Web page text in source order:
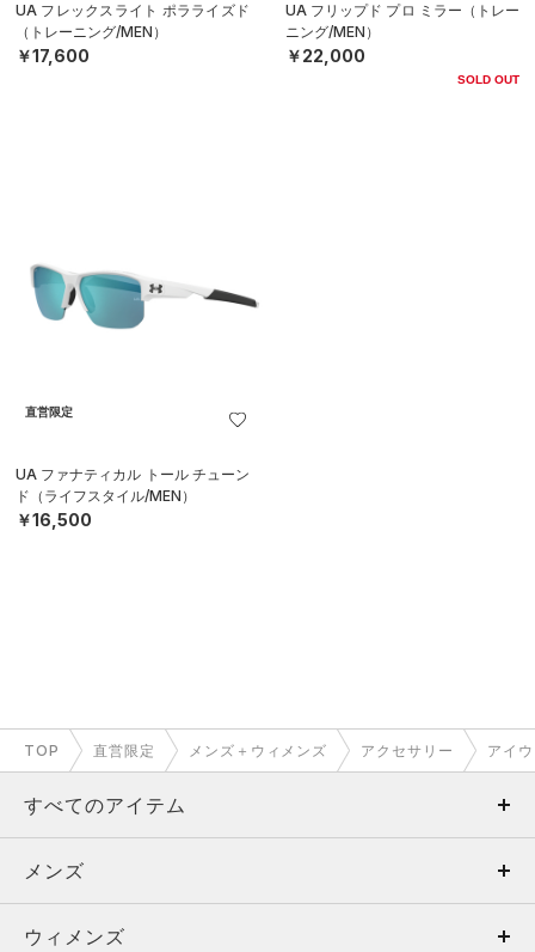
UA フレックスライト ポラライズド
（トレーニング/MEN）
￥17,600
UA フリップド プロ ミラー（トレー
ニング/MEN）
￥22,000
SOLD OUT
直営限定
UA ファナティカル トール チューン
ド（ライフスタイル/MEN）
￥16,500
TOP 直営限定 メンズ＋ウィメンズ アクセサリー アイ
すべてのアイテム
メンズ
ウィメンズ
メンズ
トップス
ウィメンズ